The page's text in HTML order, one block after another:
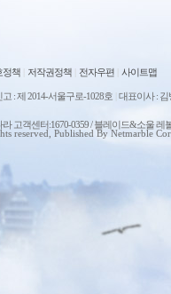
정책 저작권정책 전자우편 사이트맵
: 제 2014-서울구로-1028호 대표이사 : 김
고객센터:1670-0359 / 블레이드&소울
reserved, Published By Netmarble